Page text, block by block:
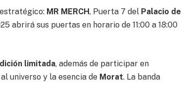
MR MERCH, Puerta 7 del Palacio de
abrirá sus puertas en horario de 11:00 a 18:00
limitada, además de participar en
universo y la esencia de Morat. La banda